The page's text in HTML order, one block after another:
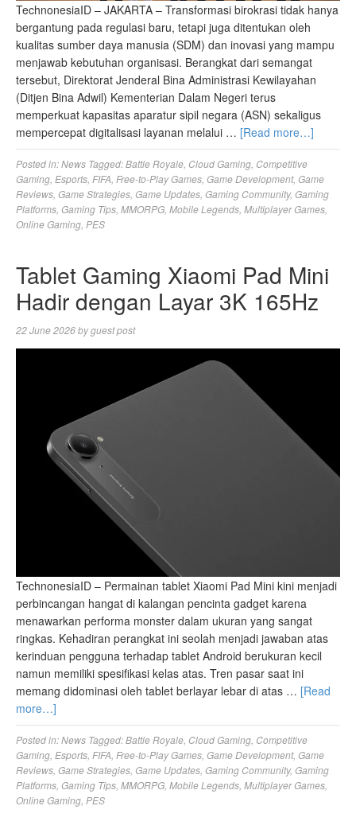
TechnonesiaID – JAKARTA – Transformasi birokrasi tidak hanya
bergantung pada regulasi baru, tetapi juga ditentukan oleh
kualitas sumber daya manusia (SDM) dan inovasi yang mampu
menjawab kebutuhan organisasi. Berangkat dari semangat
tersebut, Direktorat Jenderal Bina Administrasi Kewilayahan
(Ditjen Bina Adwil) Kementerian Dalam Negeri terus
memperkuat kapasitas aparatur sipil negara (ASN) sekaligus
mempercepat digitalisasi layanan melalui … [Read more…]
Posted in:News Tagged:Battle Royale Cloud Gaming Competitive
Gaming Esports FIFA Free-to-Play Games Game Development, Game
Reviews Game Strategies Game Updates Gaming Community, Gaming
Platforms Gaming Tips MMORPG Mobile Legends Multiplayer Games
Online Gaming PES
Tablet Gaming Xiaomi Pad Mini
Hadir dengan Layar 3K 165Hz
22 June 2026byguest post
TechnonesiaID – Permainan tablet Xiaomi Pad Mini kini menjadi
perbincangan hangat di kalangan pencinta gadget karena
menawarkan performa monster dalam ukuran yang sangat
ringkas. Kehadiran perangkat ini seolah menjadi jawaban atas
kerinduan pengguna terhadap tablet Android berukuran kecil
namun memiliki spesifikasi kelas atas. Tren pasar saat ini
memang didominasi oleh tablet berlayar lebar di atas … [Read
more…]
Posted in:News Tagged:Battle Royale Cloud Gaming Competitive
Gaming Esports FIFA Free-to-Play Games Game Development, Game
Reviews Game Strategies Game Updates Gaming Community, Gaming
Platforms Gaming Tips MMORPG Mobile Legends Multiplayer Games
Online Gaming PES